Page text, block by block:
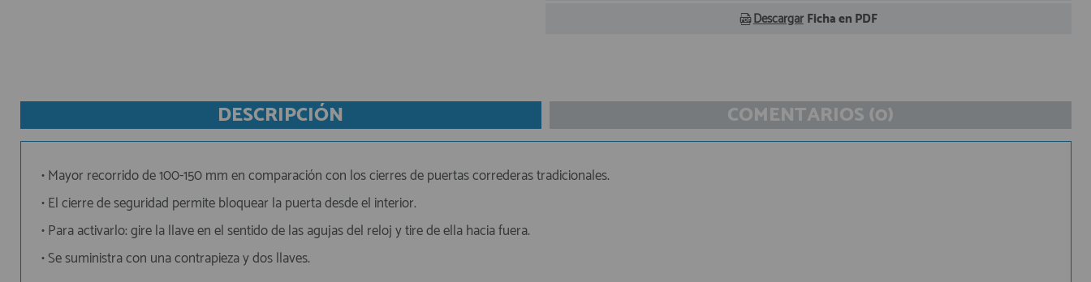
HORARIO de TIENDA:
910 51 49 87 Solo para
Whatsapp
info@francobordo.com
Descargar Ficha en PDF
DESCRIPCIÓN COMENTARIOS (0)
• Mayor recorrido de 100-150 mm en comparación con los cierres de puertas correderas tradicionales.
• El cierre de seguridad permite bloquear la puerta desde el interior.
• Para activarlo: gire la llave en el sentido de las agujas del reloj y tire de ella hacia fuera.
• Se suministra con una contrapieza y dos llaves.